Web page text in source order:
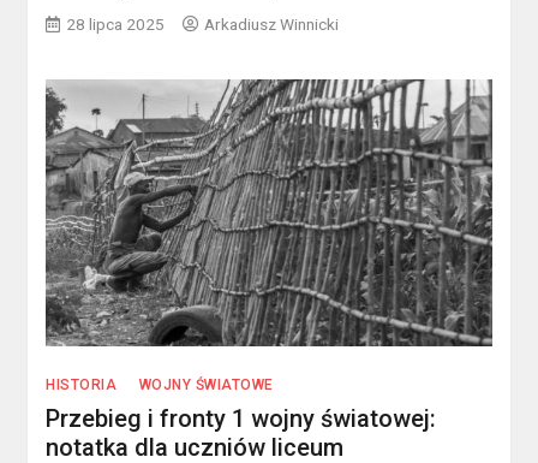
28 lipca 2025 Arkadiusz Winnicki
HISTORIA WOJNY ŚWIATOWE
Przebieg i fronty 1 wojny światowej:
notatka dla uczniów liceum